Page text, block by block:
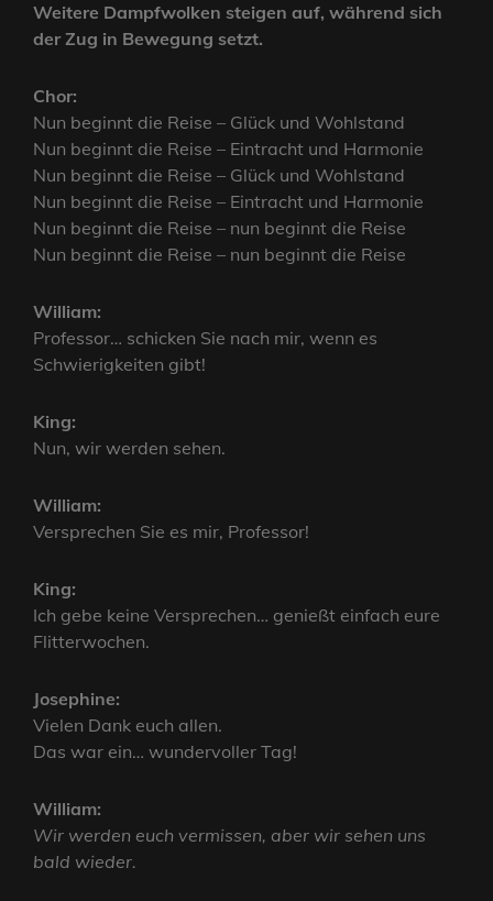
Weitere Dampfwolken steigen auf, während sich
der Zug in Bewegung setzt.
Chor:
Nun beginnt die Reise – Glück und Wohlstand
Nun beginnt die Reise – Eintracht und Harmonie
Nun beginnt die Reise – Glück und Wohlstand
Nun beginnt die Reise – Eintracht und Harmonie
Nun beginnt die Reise – nun beginnt die Reise
Nun beginnt die Reise – nun beginnt die Reise
William:
Professor… schicken Sie nach mir, wenn es
Schwierigkeiten gibt!
King:
Nun, wir werden sehen.
William:
Versprechen Sie es mir, Professor!
King:
Ich gebe keine Versprechen… genießt einfach eure
Flitterwochen.
Josephine:
Vielen Dank euch allen.
Das war ein… wundervoller Tag!
William:
Wir werden euch vermissen, aber wir sehen uns
bald wieder.